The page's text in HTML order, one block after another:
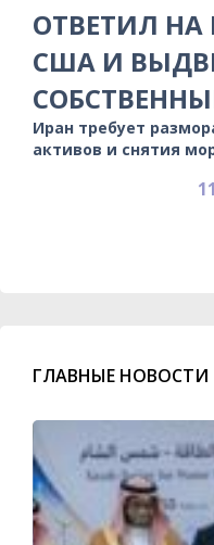
ОТВЕТИЛ
США И
Иран требует
активов и снятия
ГЛАВНЫЕ НОВОСТИ